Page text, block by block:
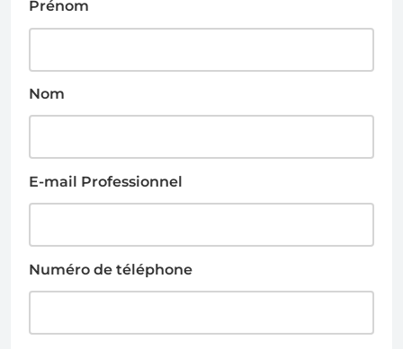
Prénom
Nom
E-mail Professionnel
Numéro de téléphone